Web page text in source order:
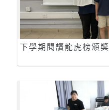
下學期閱讀龍虎榜頒獎